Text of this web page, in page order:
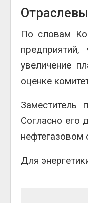
По словам
увеличение
оценке
Заместитель
Согласно его
нефтегазовом
Для